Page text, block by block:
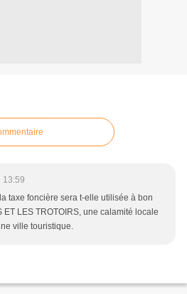
13:59
taxe foncière sera t-elle utilisée à bon
ET LES TROTOIRS, une calamité locale
ville touristique.